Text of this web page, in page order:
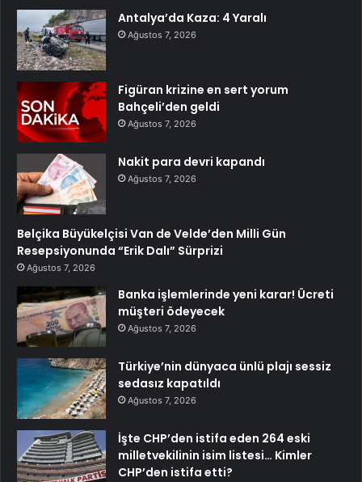
Antalya’da Kaza: 4 Yaralı
Ağustos 7, 2026
Figüran krizine en sert yorum
Bahçeli’den geldi
Ağustos 7, 2026
Nakit para devri kapandı
Ağustos 7, 2026
Belçika Büyükelçisi Van de Velde’den Milli Gün
Resepsiyonunda “Erik Dalı” Sürprizi
Ağustos 7, 2026
Banka işlemlerinde yeni karar! Ücreti
müşteri ödeyecek
Ağustos 7, 2026
Türkiye’nin dünyaca ünlü plajı sessiz
sedasız kapatıldı
Ağustos 7, 2026
İşte CHP’den istifa eden 264 eski
milletvekilinin isim listesi… Kimler
CHP’den istifa etti?